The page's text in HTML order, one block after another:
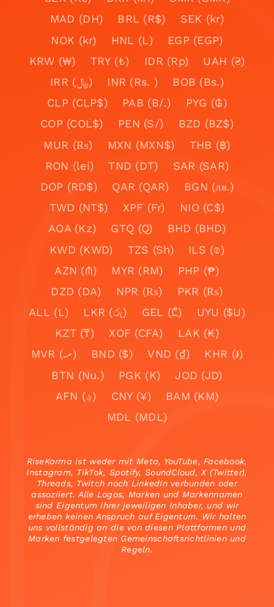
MAD (DH)
BRL (R$)
SEK (kr)
NOK (kr)
HNL (L)
EGP (EGP)
KRW (₩)
TRY (₺) IDR (Rp)
UAH (₴)
IRR (﷼)
INR (Rs. )
BOB (Bs.)
CLP (CLP$)
PAB (B/.)
PYG (₲)
COP (COL$)
PEN (S/)
BZD (BZ$)
MUR (₨)
MXN (MXN$)
THB (฿)
RON (lei)
TND (DT)
SAR (SAR)
DOP (RD$)
QAR (QAR)
BGN (лв.)
TWD (NT$)
XPF (Fr)
NIO (C$)
AOA (Kz)
GTQ (Q)
BHD (BHD)
KWD (KWD)
TZS (Sh)
ILS (₪)
AZN (₼)
MYR (RM)
PHP (₱)
DZD (DA)
NPR (₨)
PKR (₨)
ALL (L)
LKR (රු) GEL (₾)
UYU ($U)
KZT (₸)
XOF (CFA)
LAK (₭)
MVR (.ރ)
BND ($) VND (₫)
KHR (៛)
BTN (Nu.)
PGK (K)
JOD (JD)
AFN (؋)
CNY (¥)
BAM (KM)
MDL (MDL)
RiseKarma ist weder mit Meta, YouTube, Facebook,
Instagram, TikTok, Spotify, SoundCloud, X (Twitter),
Threads, Twitch noch LinkedIn verbunden oder
assoziiert. Alle Logos, Marken und Markennamen
sind Eigentum ihrer jeweiligen Inhaber, und wir
erheben keinen Anspruch auf Eigentum. Wir halten
uns vollständig an die von diesen Plattformen und
Marken festgelegten Gemeinschaftsrichtlinien und
Regeln.